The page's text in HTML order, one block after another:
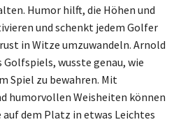
Humor hilft, die Höhen und
und schenkt jedem Golfer
in Witze umzuwandeln. Arnold
Golfspiels, wusste genau, wie
Spiel zu bewahren. Mit
humorvollen Weisheiten können
dem Platz in etwas Leichtes